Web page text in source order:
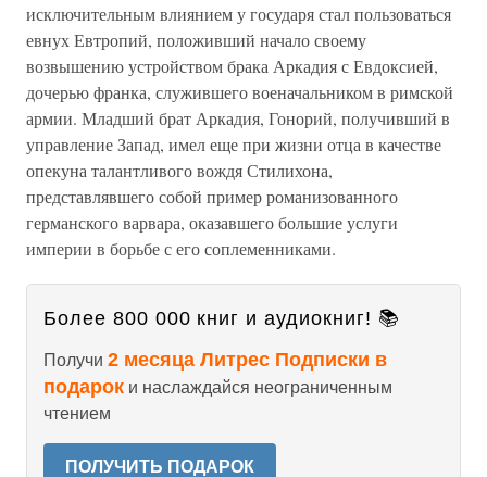
исключительным влиянием у государя стал пользоваться
евнух Евтропий, положивший начало своему
возвышению устройством брака Аркадия с Евдоксией,
дочерью франка, служившего военачальником в римской
армии. Младший брат Аркадия, Гонорий, получивший в
управление Запад, имел еще при жизни отца в качестве
опекуна талантливого вождя Стилихона,
представлявшего собой пример романизованного
германского варвара, оказавшего большие услуги
империи в борьбе с его соплеменниками.
Более 800 000 книг и аудиокниг! 📚
Получи 2 месяца Литрес Подписки в
подарок и наслаждайся неограниченным
чтением
ПОЛУЧИТЬ ПОДАРОК